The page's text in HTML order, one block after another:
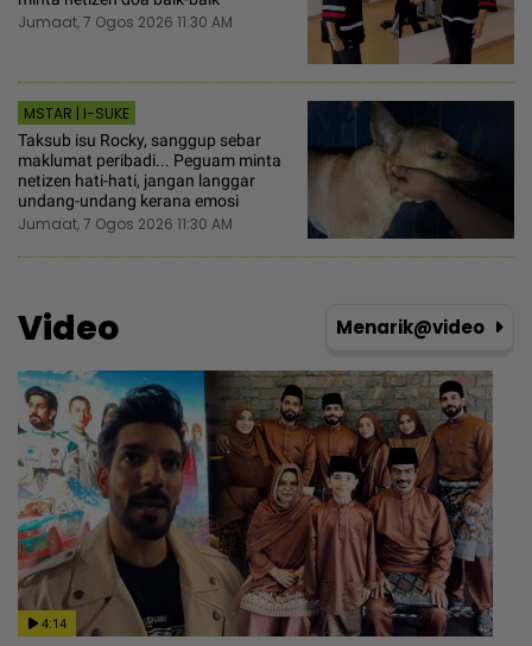
Jumaat, 7 Ogos 2026 11:30 AM
MSTAR | I-SUKE
Taksub isu Rocky, sanggup sebar
maklumat peribadi... Peguam minta
netizen hati-hati, jangan langgar
undang-undang kerana emosi
Jumaat, 7 Ogos 2026 11:30 AM
Video Menarik@video
4:14